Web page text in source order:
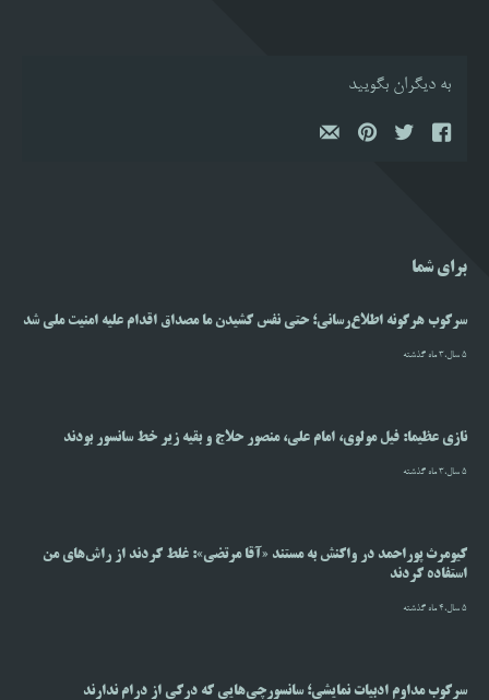
به دیگران بگویید
برای شما
سرکوب هرگونه اطلاع‌رسانی؛ حتی نفس کشیدن ما مصداق اقدام علیه امنیت ملی شد
5 سال،3 ماه گذشته
نازی عظیما: فیل مولوی، امام علی، منصور حلاج و بقیه زیر خط سانسور بودند
5 سال،3 ماه گذشته
کیومرث پوراحمد در واکنش به مستند «آقا مرتضی»: غلط کردند از راش‌های من
استفاده کردند
5 سال،4 ماه گذشته
سرکوب مداوم ادبیات نمایشی؛ سانسورچی‌هایی که درکی از درام ندارند